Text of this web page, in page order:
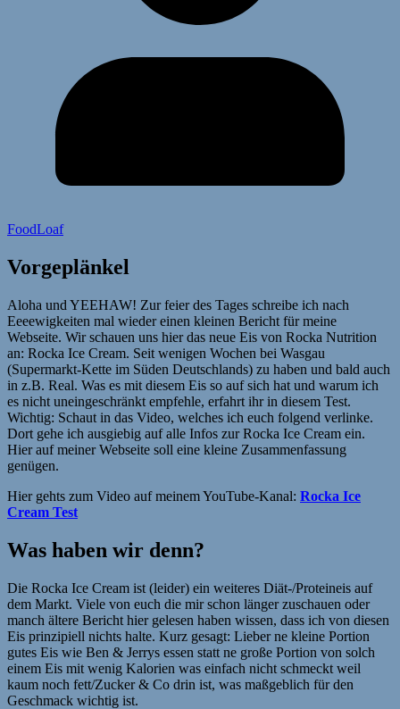
FoodLoaf
Vorgeplänkel
Aloha und YEEHAW! Zur feier des Tages schreibe ich nach
Eeeewigkeiten mal wieder einen kleinen Bericht für meine
Webseite. Wir schauen uns hier das neue Eis von Rocka Nutrition
an: Rocka Ice Cream. Seit wenigen Wochen bei Wasgau
(Supermarkt-Kette im Süden Deutschlands) zu haben und bald auch
in z.B. Real. Was es mit diesem Eis so auf sich hat und warum ich
es nicht uneingeschränkt empfehle, erfahrt ihr in diesem Test.
Wichtig: Schaut in das Video, welches ich euch folgend verlinke.
Dort gehe ich ausgiebig auf alle Infos zur Rocka Ice Cream ein.
Hier auf meiner Webseite soll eine kleine Zusammenfassung
genügen.
Hier gehts zum Video auf meinem YouTube-Kanal: Rocka Ice
Cream Test
Was haben wir denn?
Die Rocka Ice Cream ist (leider) ein weiteres Diät-/Proteineis auf
dem Markt. Viele von euch die mir schon länger zuschauen oder
manch ältere Bericht hier gelesen haben wissen, dass ich von diesen
Eis prinzipiell nichts halte. Kurz gesagt: Lieber ne kleine Portion
gutes Eis wie Ben & Jerrys essen statt ne große Portion von solch
einem Eis mit wenig Kalorien was einfach nicht schmeckt weil
kaum noch fett/Zucker & Co drin ist, was maßgeblich für den
Geschmack wichtig ist.